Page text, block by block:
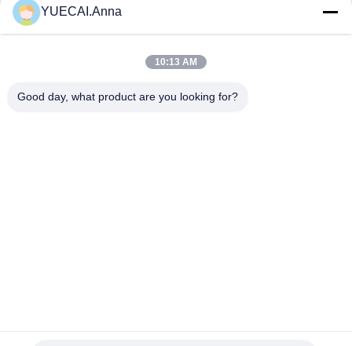
YUECAI.Anna
10:13 AM
Good day, what product are you looking for?